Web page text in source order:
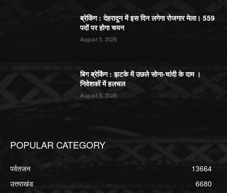
ब्रेकिंग : देहरादून में इस दिन लगेगा रोजगार मेला। 559
पदों पर होगा चयन
August 5, 2026
बिग ब्रेकिंग : झटके में उछले सोना-चांदी के दाम ।
निवेशकों में हलचल
August 5, 2026
POPULAR CATEGORY
पर्वतजन
13664
उत्तराखंड
6680